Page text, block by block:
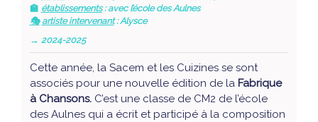
🏫 établissements: avec l’école des Aulnes
🎭 artiste intervenant: Alysce
→ 2024-2025
Cette année, la Sacem et les Cuizines se sont
associés pour une nouvelle édition de la Fabrique
à Chansons.C’est une classe de CM2 de l’école
des Aulnes qui a écrit et participé à la composition